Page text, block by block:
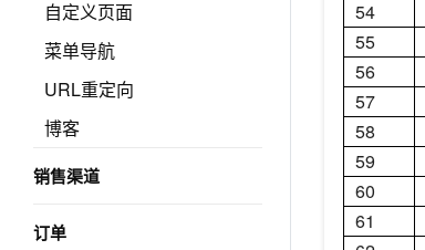
自定义页面
菜单导航
URL重定向
博客
销售渠道
订单
54
55
56
57
58
59
60
61